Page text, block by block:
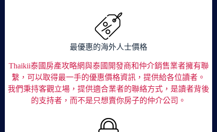
最優惠的海外人士價格
Thaikii泰國房產攻略網與泰國開發商和仲介銷售業者擁有聯
繫，可以取得最一手的優惠價格資訊，提供給各位讀者。
我們秉持客觀立場，提供適合業者的聯絡方式，是讀者背後
的支持者，而不是只想賣你房子的仲介公司。